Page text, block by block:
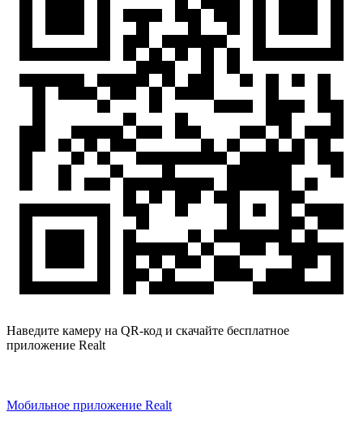
Наведите камеру на QR-код и скачайте бесплатное
приложение Realt
Мобильное приложение Realt